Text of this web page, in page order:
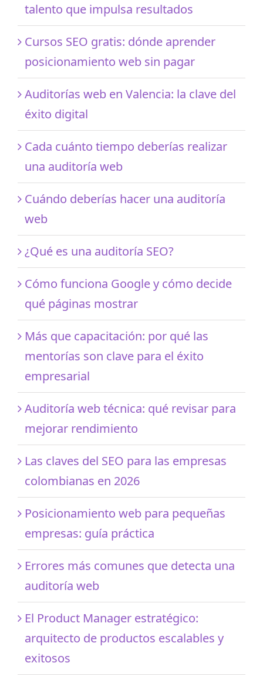
talento que impulsa resultados
Cursos SEO gratis: dónde aprender
posicionamiento web sin pagar
Auditorías web en Valencia: la clave del
éxito digital
Cada cuánto tiempo deberías realizar
una auditoría web
Cuándo deberías hacer una auditoría
web
¿Qué es una auditoría SEO?
Cómo funciona Google y cómo decide
qué páginas mostrar
Más que capacitación: por qué las
mentorías son clave para el éxito
empresarial
Auditoría web técnica: qué revisar para
mejorar rendimiento
Las claves del SEO para las empresas
colombianas en 2026
Posicionamiento web para pequeñas
empresas: guía práctica
Errores más comunes que detecta una
auditoría web
El Product Manager estratégico:
arquitecto de productos escalables y
exitosos